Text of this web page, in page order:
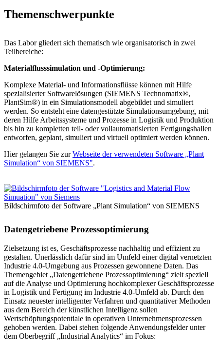
Themenschwerpunkte
Das Labor gliedert sich thematisch wie organisatorisch in zwei
Teilbereiche:
Materialflusssimulation und -Optimierung:
Komplexe Material- und Informationsflüsse können mit Hilfe
spezialisierter Softwarelösungen (SIEMENS Technomatix®,
PlantSim®) in ein Simulationsmodell abgebildet und simuliert
werden. So entsteht eine datengestützte Simulationsumgebung, mit
deren Hilfe Arbeitssysteme und Prozesse in Logistik und Produktion
bis hin zu kompletten teil- oder vollautomatisierten Fertigungshallen
entworfen, geplant, simuliert und virtuell optimiert werden können.
Hier gelangen Sie zurWebseite der verwendeten Software „Plant
Simulation“ von SIEMENS".
Bildschirmfoto der Software „Plant Simulation“ von SIEMENS
Datengetriebene Prozessoptimierung
Zielsetzung ist es, Geschäftsprozesse nachhaltig und effizient zu
gestalten. Unerlässlich dafür sind im Umfeld einer digital vernetzten
Industrie 4.0-Umgebung aus Prozessen gewonnene Daten. Das
Themengebiet „Datengetriebene Prozessoptimierung“ zielt speziell
auf die Analyse und Optimierung hochkomplexer Geschäftsprozesse
in Logistik und Fertigung im Industrie 4.0-Umfeld ab. Durch den
Einsatz neuester intelligenter Verfahren und quantitativer Methoden
aus dem Bereich der künstlichen Intelligenz sollen
Wertschöpfungspotentiale in operativen Unternehmensprozessen
gehoben werden. Dabei stehen folgende Anwendungsfelder unter
dem Oberbegriff „Industrial Analytics“ im Fokus: